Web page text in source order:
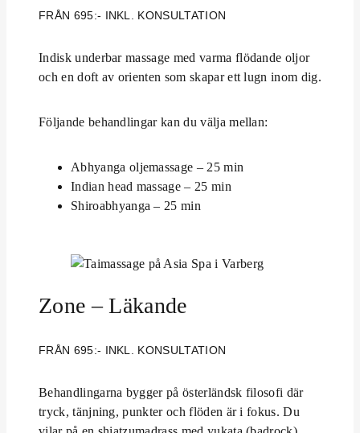
FRÅN 695:- INKL. KONSULTATION
Indisk underbar massage med varma flödande oljor
och en doft av orienten som skapar ett lugn inom dig.
Följande behandlingar kan du välja mellan:
Abhyanga oljemassage – 25 min
Indian head massage – 25 min
Shiroabhyanga – 25 min
Zone – Läkande
FRÅN 695:- INKL. KONSULTATION
Behandlingarna bygger på österländsk filosofi där
tryck, tänjning, punkter och flöden är i fokus. Du